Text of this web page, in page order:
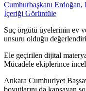
Cumhurbaşkanı
İçeriği Görüntüle
Suç örgütü üyelerinin ev
unsuru olduğu
Ele geçirilen dijital
Mücadele ekiplerince
Ankara Cumhuriyet